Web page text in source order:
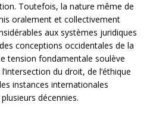
Toutefois, la nature même de
oralement et collectivement
aux systèmes juridiques
conceptions occidentales de la
tension fondamentale soulève
du droit, de l’éthique
instances internationales
décennies.